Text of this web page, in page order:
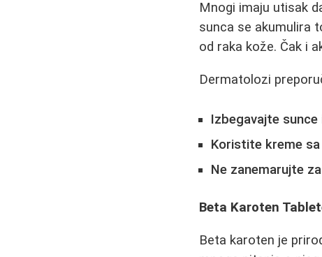
Mnogi imaju utisak
sunca se akumulira
od raka kože. Čak i
Dermatolozi
Izbegavajte
Koristite kreme
Ne zanemarujte
Beta Karoten
Beta karoten je